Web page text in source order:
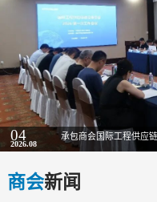
04
2026.08
承包商会国际工程供应
商会新闻